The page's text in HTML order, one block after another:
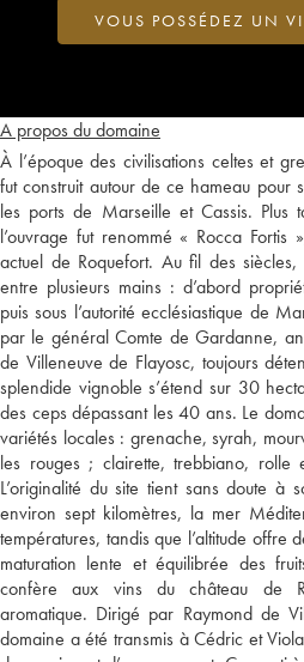
A propos du domaine
À l’époque des civilisations celtes et
fut construit autour de ce hameau pour
les ports de Marseille et Cassis. Plus
l’ouvrage fut renommé « Rocca
actuel de Roquefort. Au fil des
entre plusieurs mains : d’abord
puis sous l’autorité ecclésiastique de
par le général Comte de Gardanne,
de Villeneuve de Flayosc, toujours
splendide vignoble s’étend sur 30
des ceps dépassant les 40 ans. Le
variétés locales : grenache, syrah,
les rouges ; clairette, trebbiano,
L’originalité du site tient sans doute à
environ sept kilomètres, la mer
températures, tandis que l’altitude offre
maturation lente et équilibrée des
confère aux vins du château de
aromatique. Dirigé par Raymond de
domaine a été transmis à Cédric et
VOUS POSSÉDEZ UN